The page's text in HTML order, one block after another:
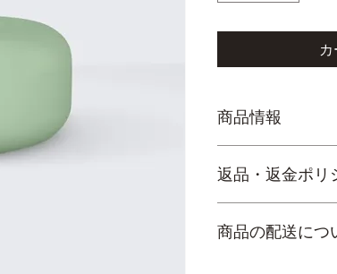
商品情報
明に加え、商品の特
返品・返金ポリ
満足しなかった場合
商品の配送につ